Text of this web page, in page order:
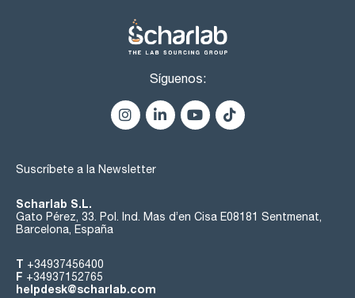
Síguenos:
Suscríbete a la Newsletter
Scharlab S.L.
Gato Pérez, 33. Pol. Ind. Mas d’en Cisa E08181 Sentmenat,
Barcelona, España
T +34937456400
F +34937152765
helpdesk@scharlab.com